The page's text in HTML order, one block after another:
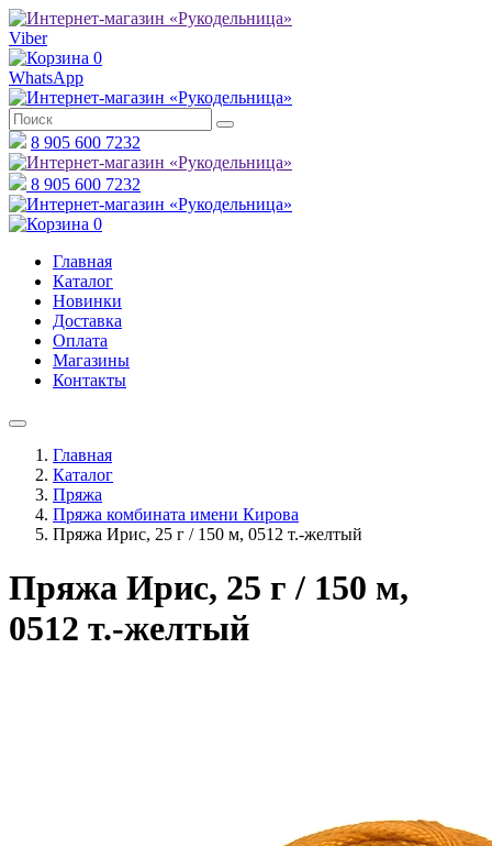
Viber
0
WhatsApp
8 905 600 7232
8 905 600 7232
0
Главная
Каталог
Новинки
Доставка
Оплата
Магазины
Контакты
Главная
Каталог
Пряжа
Пряжа комбината имени Кирова
Пряжа Ирис, 25 г / 150 м, 0512 т.-желтый
Пряжа Ирис, 25 г / 150 м,
0512 т.-желтый